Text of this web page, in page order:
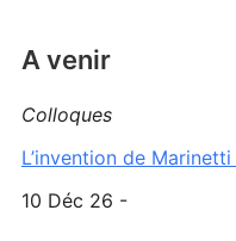
A venir
Colloques
L’invention de
10 Déc 26 -